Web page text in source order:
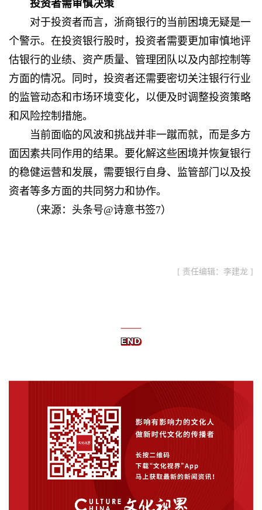
投资者需审慎决策
对于投资者而言，浙商银行的当前困境无疑是一
个警示。在投资银行股时，投资者需要更加审慎地评
估银行的业绩、资产质量、管理团队以及内部控制等
方面的情况。同时，投资者还需要密切关注银行行业
的监管动态和市场环境变化，以便及时调整投资策略
和风险控制措施。
当前面临的风波和挑战并非一蹴而就，而是多方
面因素共同作用的结果。要化解这些困境并恢复银行
的稳健运营和发展，需要银行自身、监管部门以及投
资者等多方面的共同努力和协作。
（来源：头条号@诗意书签7）
[ 责任编辑：李建龙 ]